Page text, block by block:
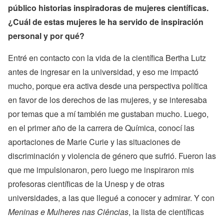
público historias inspiradoras de mujeres científicas.
¿Cuál de estas mujeres le ha servido de inspiración
personal y por qué?
Entré en contacto con la vida de la científica Bertha Lutz
antes de ingresar en la universidad, y eso me impactó
mucho, porque era activa desde una perspectiva política
en favor de los derechos de las mujeres, y se interesaba
por temas que a mí también me gustaban mucho. Luego,
en el primer año de la carrera de Química, conocí las
aportaciones de Marie Curie y las situaciones de
discriminación y violencia de género que sufrió. Fueron las
que me impulsionaron, pero luego me inspiraron mis
profesoras científicas de la Unesp y de otras
universidades, a las que llegué a conocer y admirar. Y con
Meninas e Mulheres nas Ciências, la lista de científicas